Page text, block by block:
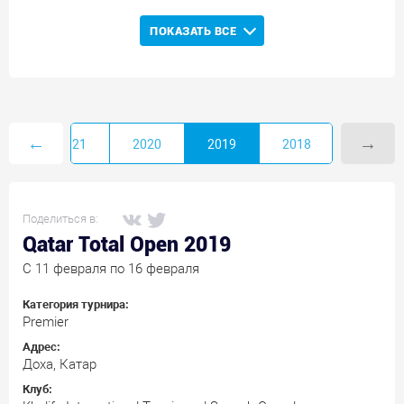
ПОКАЗАТЬ ВСЕ
← 2021 2020 2019 2018 →
Поделиться в:
Qatar Total Open 2019
C 11 февраля по 16 февраля
Категория турнира:
Premier
Адрес:
Доха, Катар
Клуб: